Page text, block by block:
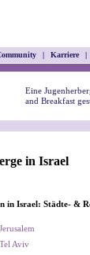
| Karriere |
Eine
and Breakfast
in Israel
in Israel: Städte- &
Aviv